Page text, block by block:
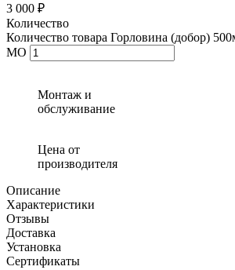
3 000 ₽
Количество
Количество товара Горловина (добор)
МО
Монтаж и
обслуживание
Цена от
производителя
Описание
Характеристики
Отзывы
Доставка
Установка
Сертификаты